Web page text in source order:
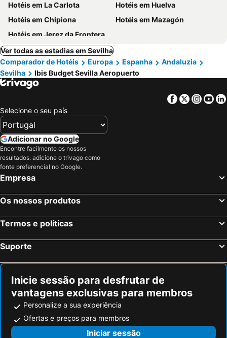
Hotéis em La Carlota
Hotéis em Huelva
Hotéis em Chipiona
Hotéis em Mazagón
Hotéis em Jerez da Frontera
Ver todas as estadias em Sevilha
Comparador de Hotéis
Europa Espanha
Andaluzia
Sevilha
Ibis Budget Sevilla Aeropuerto
Facebook
Twitter
Selecione o seu país
Adicionar no Google
Encontre facilmente os nossos
resultados: adicione o trivago como
fonte preferencial no Google.
Empresa
Os nossos produtos
Termos e políticas
Suporte
Inicie sessão para desfrutar de
vantagens exclusivas para membros
Personalize a sua experiência
Ofertas e preços para membros
Iniciar sessão